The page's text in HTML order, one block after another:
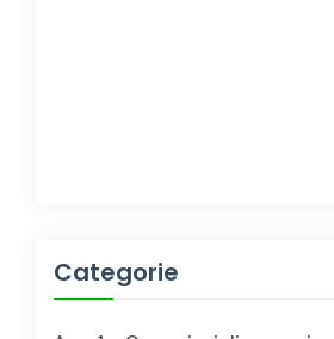
Categorie